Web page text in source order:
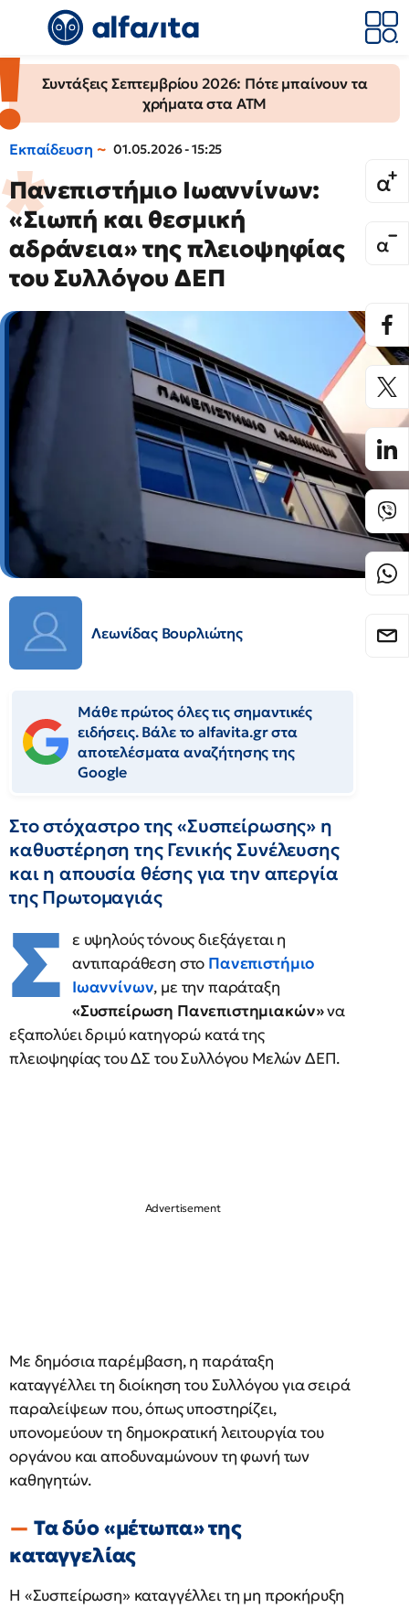
Συντάξεις Σεπτεμβρίου 2026: Πότε μπαίνουν τα
χρήματα στα ΑΤΜ
Εκπαίδευση 01.05.2026 - 15:25
Πανεπιστήμιο Ιωαννίνων:
«Σιωπή και θεσμική
αδράνεια» της πλειοψηφίας
του Συλλόγου ΔΕΠ
Λεωνίδας Βουρλιώτης
Μάθε πρώτος όλες τις σημαντικές
ειδήσεις. Βάλε το alfavita.gr στα
αποτελέσματα αναζήτησης της
Google
Στο στόχαστρο της «Συσπείρωσης» η
καθυστέρηση της Γενικής Συνέλευσης
και η απουσία θέσης για την απεργία
της Πρωτομαγιάς
Σ ε υψηλούς τόνους διεξάγεται η
αντιπαράθεση στο Πανεπιστήμιο
Ιωαννίνων, με την παράταξη
«Συσπείρωση Πανεπιστημιακών»να
εξαπολύει δριμύ κατηγορώ κατά της
πλειοψηφίας του ΔΣ του Συλλόγου Μελών ΔΕΠ.
Με δημόσια παρέμβαση, η παράταξη
καταγγέλλει τη διοίκηση του Συλλόγου για σειρά
παραλείψεων που, όπως υποστηρίζει,
υπονομεύουν τη δημοκρατική λειτουργία του
οργάνου και αποδυναμώνουν τη φωνή των
καθηγητών.
Τα δύο «μέτωπα» της
καταγγελίας
Η «Συσπείρωση» καταγγέλλει τη μη προκήρυξη